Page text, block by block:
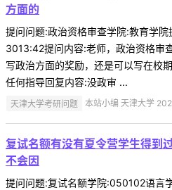
方面的
提问问题:政治资格审查学院:教育学
3013:42提问内容:老师，政治资格审
写政治方面的奖励，还是可以写在校
任何指导回复内容:没政审 ...
天津大学考研问题 本站小编 天津大学
复试名额有没有夏令营学生得到
不会因
提问问题:复试名额学院:050102语言